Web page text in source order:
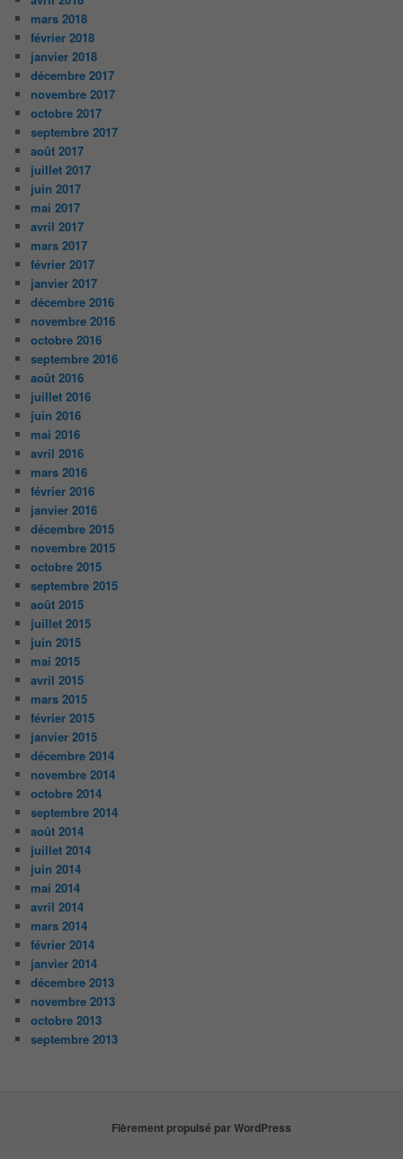
mars 2018
février 2018
janvier 2018
décembre 2017
novembre 2017
octobre 2017
septembre 2017
août 2017
juillet 2017
juin 2017
mai 2017
avril 2017
mars 2017
février 2017
janvier 2017
décembre 2016
novembre 2016
octobre 2016
septembre 2016
août 2016
juillet 2016
juin 2016
mai 2016
avril 2016
mars 2016
février 2016
janvier 2016
décembre 2015
novembre 2015
octobre 2015
septembre 2015
août 2015
juillet 2015
juin 2015
mai 2015
avril 2015
mars 2015
février 2015
janvier 2015
décembre 2014
novembre 2014
octobre 2014
septembre 2014
août 2014
juillet 2014
juin 2014
mai 2014
avril 2014
mars 2014
février 2014
janvier 2014
décembre 2013
novembre 2013
octobre 2013
septembre 2013
Fièrement propulsé par WordPress